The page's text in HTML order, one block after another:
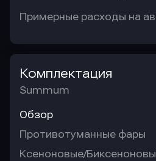
Примерные расходы на
Комплектация
Summum
Обзор
Противотуманные фары
Ксеноновые/